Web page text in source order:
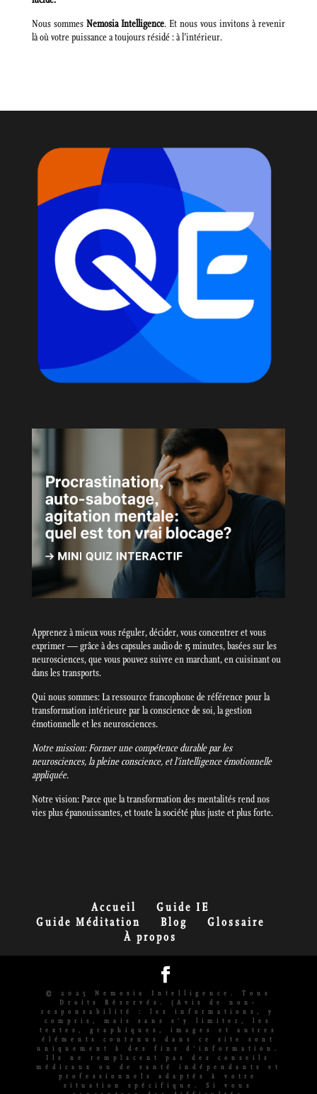
Nous sommes Nemosia Intelligence. Et nous vous invitons à revenir
là où votre puissance a toujours résidé : à l’intérieur.
Apprenez à mieux vous réguler, décider, vous concentrer et vous
exprimer — grâce à des capsules audio de 15 minutes, basées sur les
neurosciences, que vous pouvez suivre en marchant, en cuisinant ou
dans les transports.
Qui nous sommes: La ressource francophone de référence pour la
transformation intérieure par la conscience de soi, la gestion
émotionnelle et les neurosciences.
Notre mission: Former une compétence durable par les
neurosciences, la pleine conscience, et l’intelligence émotionnelle
appliquée.
Notre vision: Parce que la transformation des mentalités rend nos
vies plus épanouissantes, et toute la société plus juste et plus forte.
Accueil
Guide IE
Guide Méditation
Blog
Glossaire
À propos
© 2025 Nemosia Intelligence. Tous
Droits Réservés. (Avis de non-
responsabilité : les informations, y
compris, mais sans s'y limiter, les
textes, graphiques, images et autres
éléments contenus dans ce site sont
uniquement à des fins d'information.
Ils ne remplacent pas des conseils
médicaux ou de santé indépendants et
professionnels adaptés à votre
situation spécifique. Si vous